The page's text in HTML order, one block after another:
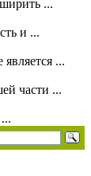
...
и ...
...
части ...